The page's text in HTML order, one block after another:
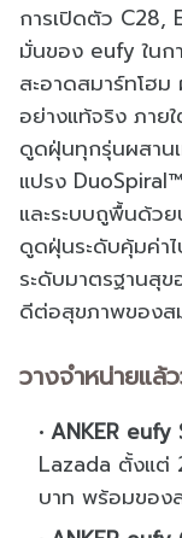
การเปิดตัว C28,
มั่นของ eufy ในก
สะอาดสมาร์ทโฮม
อย่างแท้จริง ภา
ดูดฝุ่นทุกรุ่นผสาน
แปรง
และระบบถูพื้นด้ว
ดูดฝุ่นระดับคุ้มค่า
ระดับมาตรฐานสุ
ดีต่อสุขภาพของส
วางจำหน่ายแล้
ANKER eufy
Lazada ตั้งแต่
บาท พร้อมขอ